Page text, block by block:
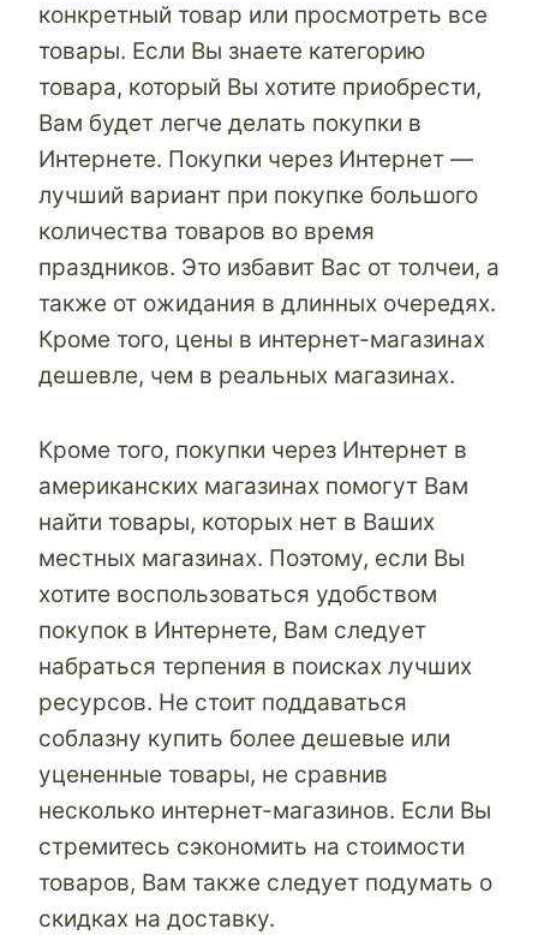
конкретный товар или просмотреть все
товары. Если Вы знаете категорию
товара, который Вы хотите приобрести,
Вам будет легче делать покупки в
Интернете. Покупки через Интернет —
лучший вариант при покупке большого
количества товаров во время
праздников. Это избавит Вас от толчеи, а
также от ожидания в длинных очередях.
Кроме того, цены в интернет-магазинах
дешевле, чем в реальных магазинах.
Кроме того, покупки через Интернет в
американских магазинах помогут Вам
найти товары, которых нет в Ваших
местных магазинах. Поэтому, если Вы
хотите воспользоваться удобством
покупок в Интернете, Вам следует
набраться терпения в поисках лучших
ресурсов. Не стоит поддаваться
соблазну купить более дешевые или
уцененные товары, не сравнив
несколько интернет-магазинов. Если Вы
стремитесь сэкономить на стоимости
товаров, Вам также следует подумать о
скидках на доставку.